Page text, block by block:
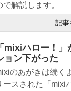
で解説します。
記事
「mixiハロー！
ョン下がった
のあがきは続く
ースされた「mixi